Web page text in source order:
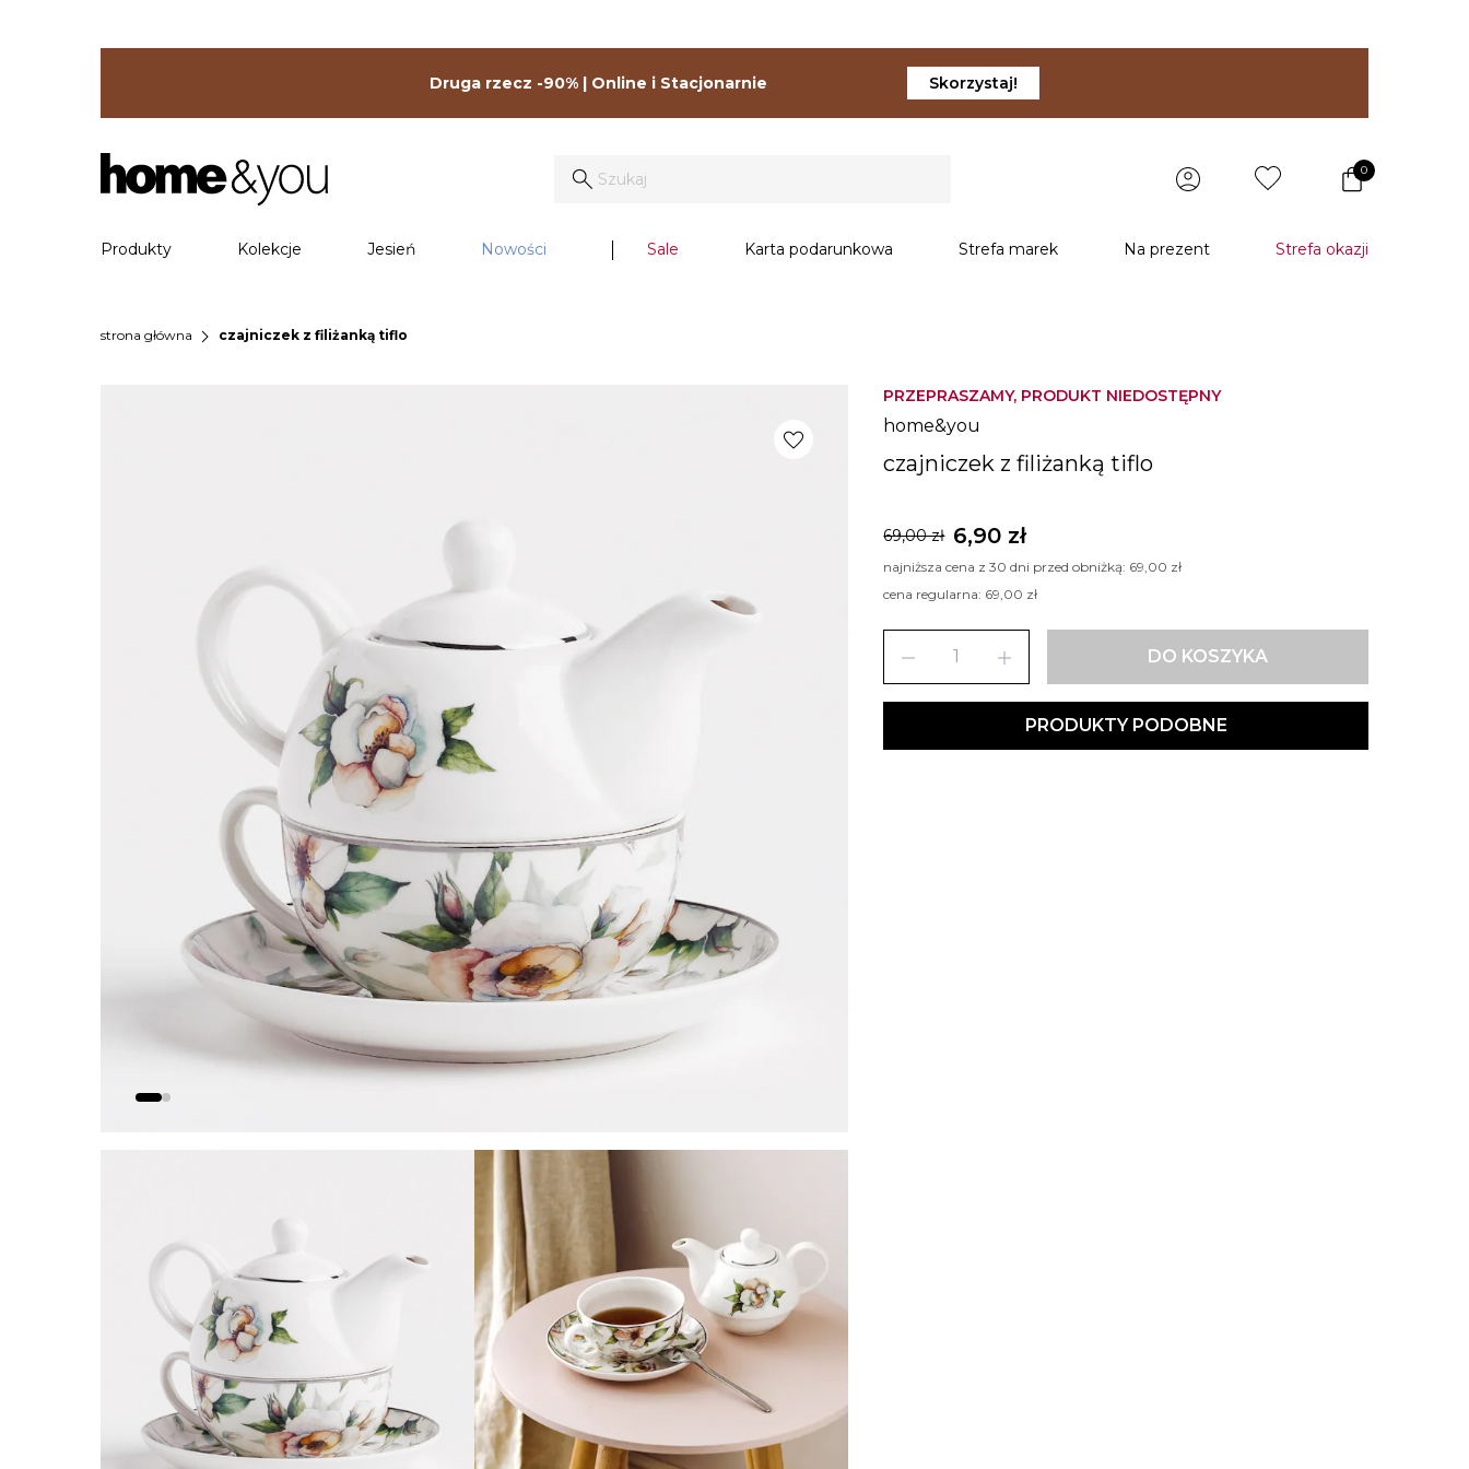
Druga rzecz -90% | Online i Stacjonarnie Skorzystaj!
0
Produkty Kolekcje Jesień Nowości Sale Karta podarunkowa Strefa marek Na prezent Strefa okazji
strona główna chevron_right czajniczek z filiżanką tiflo
PRZEPRASZAMY, PRODUKT NIEDOSTĘPNY
home&you
czajniczek z filiżanką tiflo
69,00 zł 6,90 zł
najniższa cena z 30 dni przed obniżką: 69,00 zł
cena regularna: 69,00 zł
remove add DO KOSZYKA
PRODUKTY PODOBNE
favorite